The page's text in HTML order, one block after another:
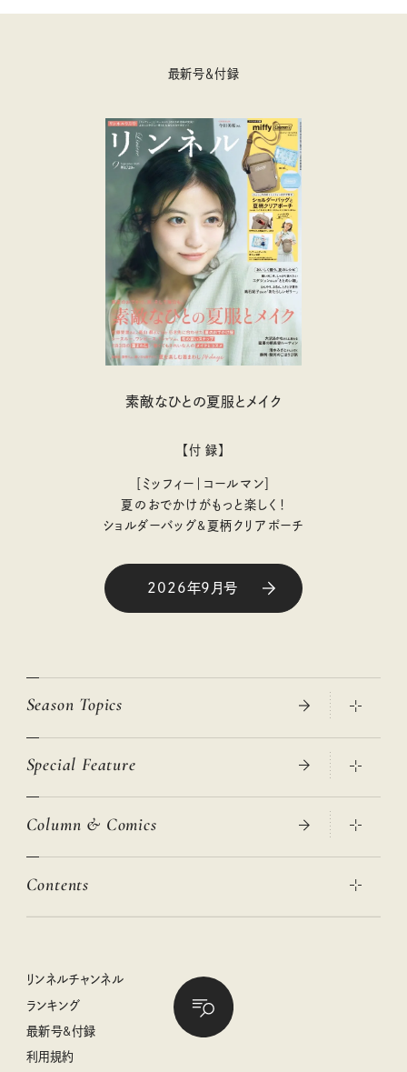
最新号＆付録
素敵なひとの夏服とメイク
【付 録】
［ミッフィー｜コールマン］
夏のおでかけがもっと楽しく！
ショルダーバッグ&夏柄クリアポーチ
2026年9月号
Season Topics
真夏のひんやりグッズ 2026
ニトリ・イケア・無印良品で賢くおしゃれなインテリア
絶品、お餅レシピ大集合！
クラフトビール案内
母の日に贈りたい、お花モチーフのアイテム
Special Feature
2026年春夏 トレンドファッションニュース
女子旅おすすめスポット 暮らすように心地いいリンネル旅ガイ
リンネル 暮らしの道具大賞
ナチュラルメイクレッスン
喜ばれる贈り物手帖
Column & Comics
ぐれいさん
空想喫茶トラノコクさんのあの店この店、喫茶訪問日記
圷みほさんのゆるっと週末キャンプ通信
Contents
リンネル暮らし部
リンネルチャンネル
おぱんつ君のわくわく楽しい一週間占い
毎日が心地よくなるリンネルタロット
リンネルチャンネル
ランキング
最新号&付録
利用規約